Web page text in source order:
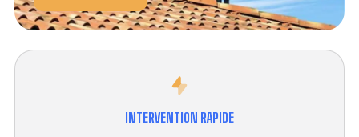
INTERVENTION RAPIDE